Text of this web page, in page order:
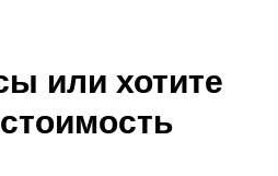
или хотите